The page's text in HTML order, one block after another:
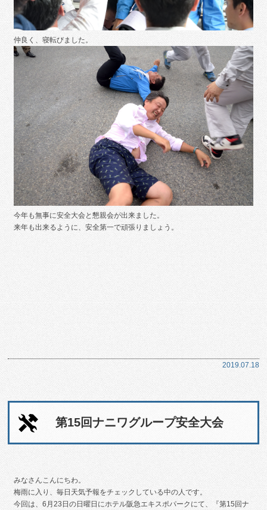
仲良く、寝転びました。
今年も無事に安全大会と懇親会が出来ました。
来年も出来るように、安全第一で頑張りましょう。
2019.07.18
第15回ナニワグループ安全大会
みなさんこんにちわ。
梅雨に入り、毎日天気予報をチェックしている中の人です。
今回は、6月23日の日曜日にホテル阪急エキスポパークにて、『第15回ナ